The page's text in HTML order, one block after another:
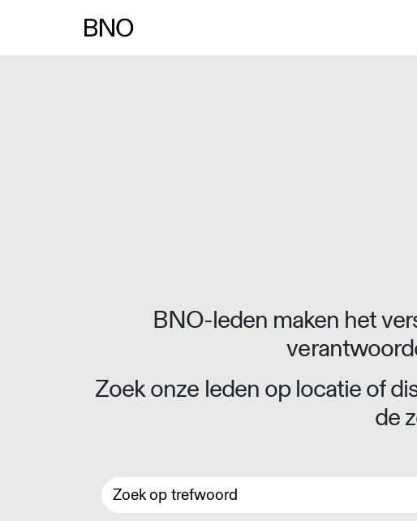
BNO-leden maken het
Zoek onze leden op locatie of
de